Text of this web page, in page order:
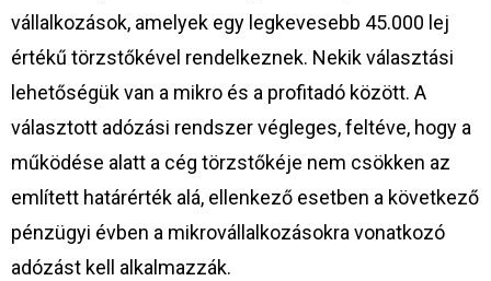
vállalkozások, amelyek egy legkevesebb 45.000 lej
értékű törzstőkével rendelkeznek. Nekik választási
lehetőségük van a mikro és a profitadó között. A
választott adózási rendszer végleges, feltéve, hogy a
működése alatt a cég törzstőkéje nem csökken az
említett határérték alá, ellenkező esetben a következő
pénzügyi évben a mikrovállalkozásokra vonatkozó
adózást kell alkalmazzák.